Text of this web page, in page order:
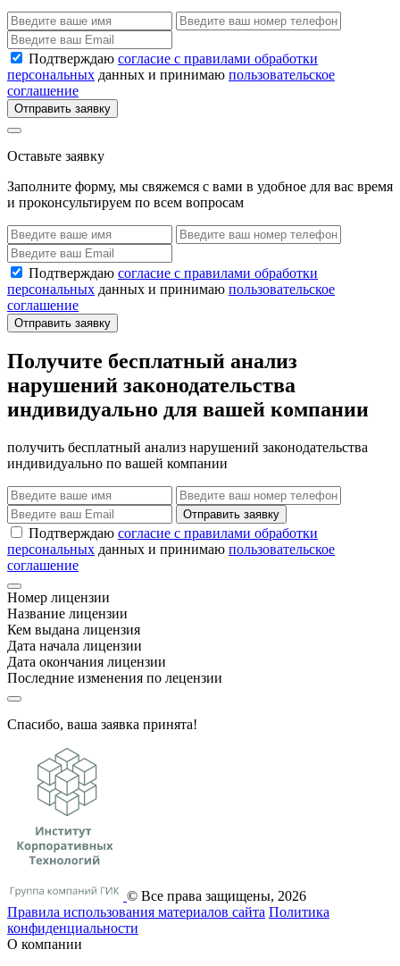
Подтверждаю согласие с правилами обработки
персональных данных и принимаю пользовательское
соглашение
Отправить заявку
Оставьте заявку
Заполните форму, мы свяжемся с вами в удобное для вас время
и проконсультируем по всем вопросам
Подтверждаю согласие с правилами обработки
персональных данных и принимаю пользовательское
соглашение
Отправить заявку
Получите бесплатный анализ
нарушений законодательства
индивидуально для вашей компании
получить бесплатный анализ нарушений законодательства
индивидуально по вашей компании
Отправить заявку
Подтверждаю согласие с правилами обработки
персональных данных и принимаю пользовательское
соглашение
Номер лицензии
Название лицензии
Кем выдана лицензия
Дата начала лицензии
Дата окончания лицензии
Последние изменения по лецензии
Спасибо, ваша заявка принята!
© Все права защищены, 2026
Правила использования материалов сайта Политика
конфиденциальности
О компании